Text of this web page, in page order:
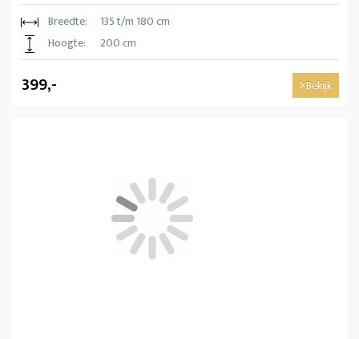
Breedte:
135 t/m 180 cm
Hoogte:
200 cm
399,- Bekijk